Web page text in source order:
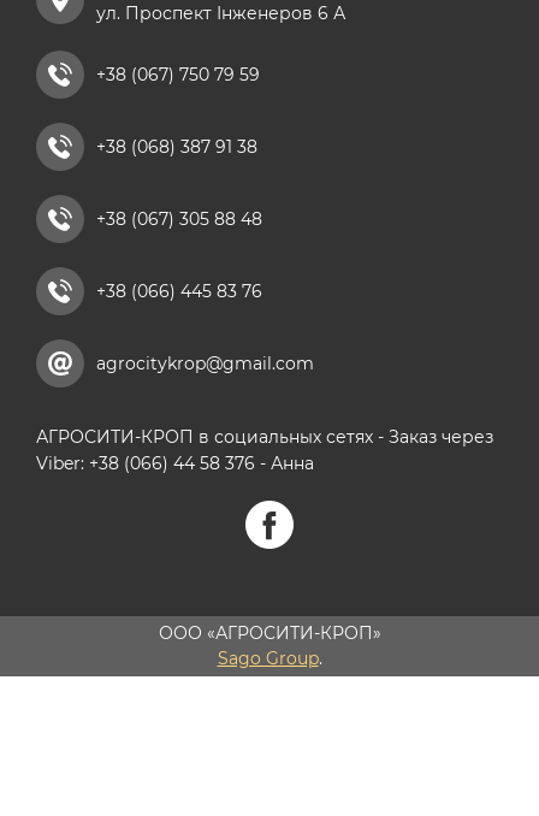
ул. Проспект Інженеров 6 А
+38 (067) 750 79 59
+38 (068) 387 91 38
+38 (067) 305 88 48
+38 (066) 445 83 76
agrocitykrop@gmail.com
АГРОСИТИ-КРОП в социальных сетях - Заказ через
Viber: +38 (066) 44 58 376 - Анна
ООО «АГРОСИТИ-КРОП»
Sago Group.